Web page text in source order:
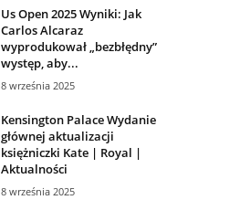
Us Open 2025 Wyniki: Jak
Carlos Alcaraz
wyprodukował „bezbłędny”
występ, aby...
8 września 2025
Kensington Palace Wydanie
głównej aktualizacji
księżniczki Kate | Royal |
Aktualności
8 września 2025